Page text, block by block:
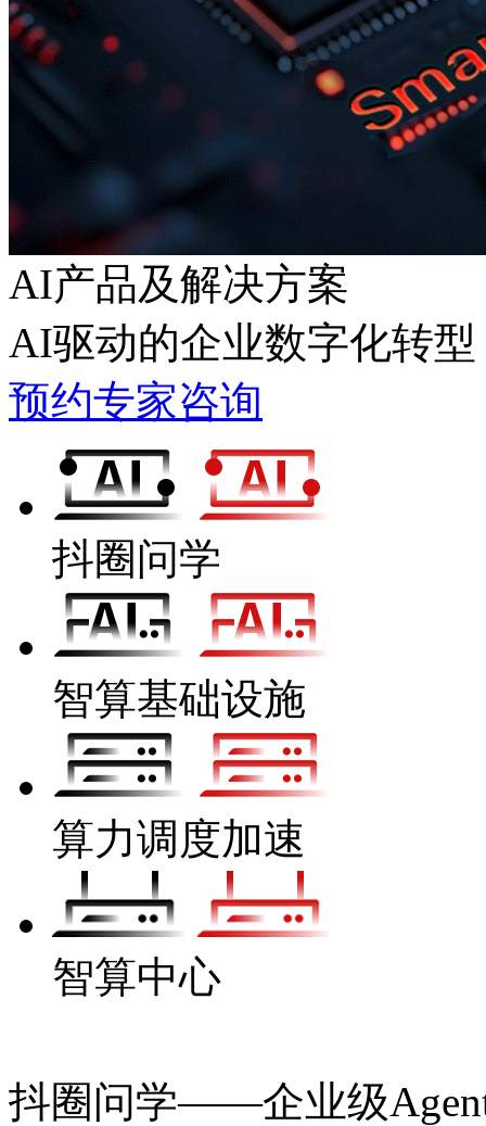
AI产品及解决方案
AI驱动的企业数字化转型
预约专家咨询
抖圈问学
智算基础设施
算力调度加速
智算中心
抖圈问学——企业级